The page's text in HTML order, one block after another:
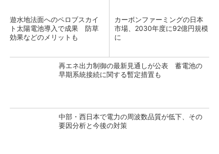
遊水地法面へのペロブスカイ
ト太陽電池導入で成果 防草
効果などのメリットも
カーボンファーミングの日本
市場、2030年度に92億円規模
に
再エネ出力制御の最新見通しが公表 蓄電池の
早期系統接続に関する暫定措置も
中部・西日本で電力の周波数品質が低下、その
要因分析と今後の対策